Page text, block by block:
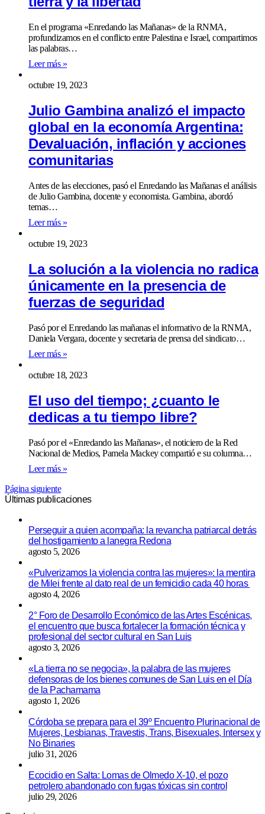
En el programa «Enredando las Mañanas» de la RNMA,
profundizamos en el conflicto entre Palestina e Israel, compartimos
las palabras…
Leer más »
octubre 19, 2023
Julio Gambina analizó el impacto
global en la economía Argentina:
Devaluación, inflación y acciones
comunitarias
Antes de las elecciones, pasó el Enredando las Mañanas el análisis
de Julio Gambina, docente y economista. Gambina, abordó
temas…
Leer más »
octubre 19, 2023
La solución a la violencia no radica
únicamente en la presencia de
fuerzas de seguridad
Pasó por el Enredando las mañanas el informativo de la RNMA,
Daniela Vergara, docente y secretaria de prensa del sindicato…
Leer más »
octubre 18, 2023
El uso del tiempo; ¿cuanto le
dedicas a tu tiempo libre?
Pasó por el «Enredando las Mañanas», el noticiero de la Red
Nacional de Medios, Pamela Mackey compartió e su columna…
Leer más »
Página siguiente
Últimas publicaciones
Perseguir a quien acompaña: la revancha patriarcal detrás
del hostigamiento a lanegra Redona
agosto 5, 2026
«Pulverizamos la violencia contra las mujeres»: la mentira
de Milei frente al dato real de un femicidio cada 40 horas
agosto 4, 2026
2° Foro de Desarrollo Económico de las Artes Escénicas,
el encuentro que busca fortalecer la formación técnica y
profesional del sector cultural en San Luis
agosto 3, 2026
«La tierra no se negocia», la palabra de las mujeres
defensoras de los bienes comunes de San Luis en el Día
de la Pachamama
agosto 1, 2026
Córdoba se prepara para el 39º Encuentro Plurinacional de
Mujeres, Lesbianas, Travestis, Trans, Bisexuales, Intersex y
No Binaries
julio 31, 2026
Ecocidio en Salta: Lomas de Olmedo X-10, el pozo
petrolero abandonado con fugas tóxicas sin control
julio 29, 2026